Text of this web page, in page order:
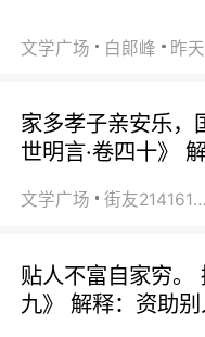
文学广场 白郞峰 昨
家多孝子亲安乐，
世明言·卷四十》
文学广场 街友21416156
贴人不富自家穷。
九》 解释：资助